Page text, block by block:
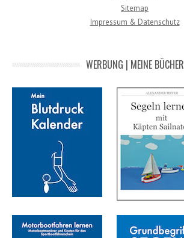
Sitemap
Impressum & Datenschutz
WERBUNG | MEINE BÜCHER